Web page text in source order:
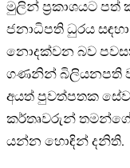
මුලින් ප්‍රකාශයට
ජනාධිපති ධුරය සඳහා
නොදක්වන බව
ගණනින් බිලියනපති
අයත් පුවත්පතක
කර්තෘවරුන්
යන්න හොඳින් දනිති.